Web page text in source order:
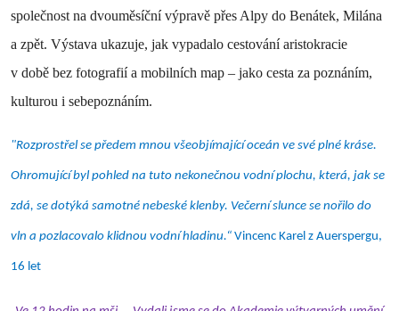
společnost na dvouměsíční výpravě přes Alpy do Benátek, Milána
a zpět. Výstava ukazuje, jak vypadalo cestování aristokracie
v době bez fotografií a mobilních map – jako cesta za poznáním,
kulturou i sebepoznáním.
"Rozprostřel se předem mnou všeobjímající oceán ve své plné kráse.
Ohromující byl pohled na tuto nekonečnou vodní plochu, která, jak se
zdá, se dotýká samotné nebeské klenby. Večerní slunce se nořilo do
vln a pozlacovalo klidnou vodní hladinu.“ Vincenc Karel z Auerspergu,
16 let